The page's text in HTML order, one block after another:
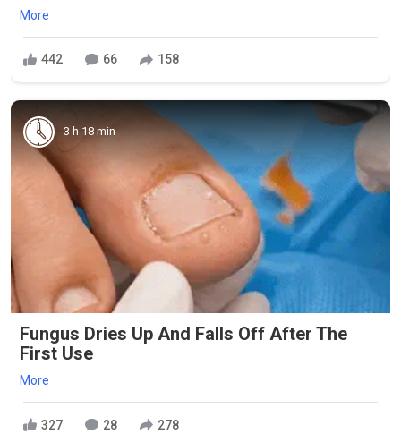
More
442 66 158
3 h 18 min
Fungus Dries Up And Falls Off After The
First Use
More
327 28 278